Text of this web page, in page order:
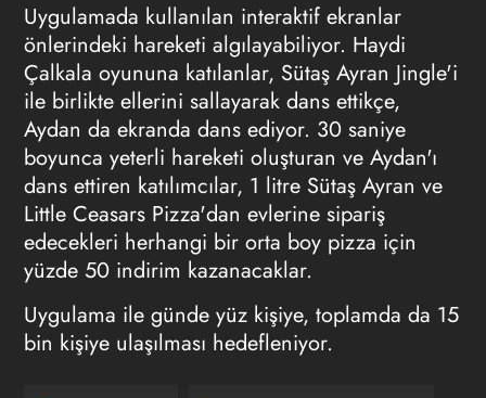
Uygulamada kullanılan interaktif ekranlar
önlerindeki hareketi algılayabiliyor. Haydi
Çalkala oyununa katılanlar, Sütaş Ayran Jingle'i
ile birlikte ellerini sallayarak dans ettikçe,
Aydan da ekranda dans ediyor. 30 saniye
boyunca yeterli hareketi oluşturan ve Aydan'ı
dans ettiren katılımcılar, 1 litre Sütaş Ayran ve
Little Ceasars Pizza'dan evlerine sipariş
edecekleri herhangi bir orta boy pizza için
yüzde 50 indirim kazanacaklar.
Uygulama ile günde yüz kişiye, toplamda da 15
bin kişiye ulaşılması hedefleniyor.